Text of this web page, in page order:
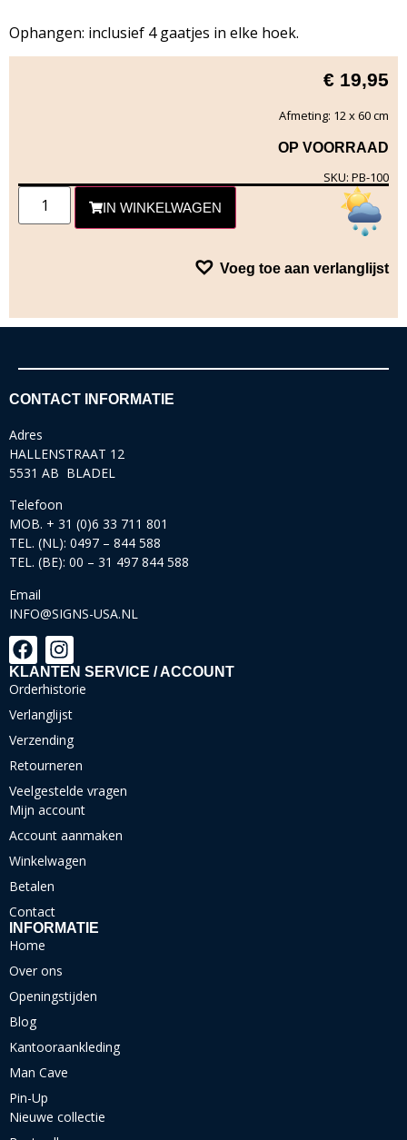
Ophangen: inclusief 4 gaatjes in elke hoek.
€ 19,95
Afmeting: 12 x 60 cm
OP VOORRAAD
SKU: PB-100
IN WINKELWAGEN
Voeg toe aan verlanglijst
CONTACT INFORMATIE
Adres
HALLENSTRAAT 12
5531 AB BLADEL
Telefoon
MOB. + 31 (0)6 33 711 801
TEL. (NL): 0497 – 844 588
TEL. (BE): 00 – 31 497 844 588
Email
INFO@SIGNS-USA.NL
KLANTEN SERVICE / ACCOUNT
Orderhistorie
Verlanglijst
Verzending
Retourneren
Veelgestelde vragen
Mijn account
Account aanmaken
Winkelwagen
Betalen
Contact
INFORMATIE
Home
Over ons
Openingstijden
Blog
Kantooraankleding
Man Cave
Pin-Up
Nieuwe collectie